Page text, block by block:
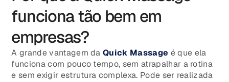
funciona tão bem em
empresas?
A grande vantagem daQuick Massage é que ela
funciona com pouco tempo, sem atrapalhar a rotina
e sem exigir estrutura complexa. Pode ser realizada